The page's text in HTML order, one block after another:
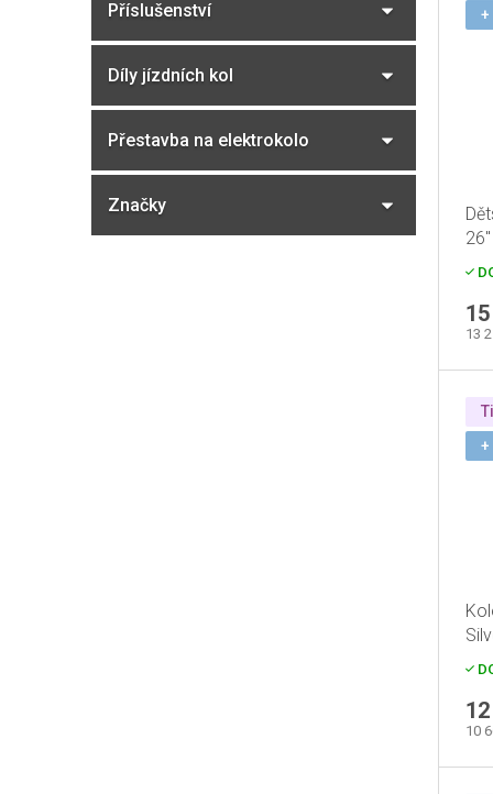
Příslušenství
Díly jízdních kol
Přestavba na elektrokolo
Značky
+
13
+
10